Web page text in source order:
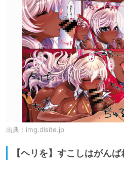
出典： img.dlsite.jp
【ヘリを】すこしはがん